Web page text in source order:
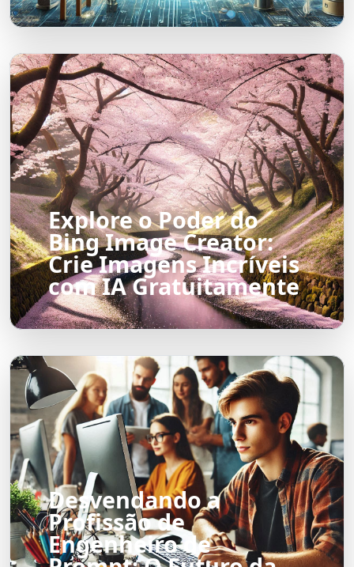
Explore o Poder do
Bing Image Creator:
Crie Imagens Incríveis
com IA Gratuitamente
Desvendando a
Profissão de
Engenheiro de